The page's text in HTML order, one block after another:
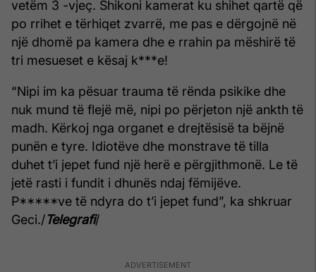
vetëm 3 -vjeç. Shikoni kamerat ku shihet qartë që
po rrihet e tërhiqet zvarrë, me pas e dërgojnë në
një dhomë pa kamera dhe e rrahin pa mëshirë të
tri mesueset e kësaj k***e!
“Nipi im ka pësuar trauma të rënda psikike dhe
nuk mund të flejë më, nipi po përjeton një ankth të
madh. Kërkoj nga organet e drejtësisë ta bëjnë
punën e tyre. Idiotëve dhe monstrave të tilla
duhet t’i jepet fund një herë e përgjithmonë. Le të
jetë rasti i fundit i dhunës ndaj fëmijëve.
P*****ve të ndyra do t’i jepet fund”, ka shkruar
Geci./Telegrafi/